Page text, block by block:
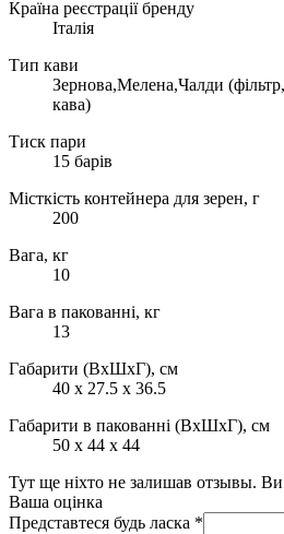
Країна реєстрації бренду
Італія
Тип кави
Зернова,Мелена,Чалди
кава)
Тиск пари
15 барів
Місткість контейнера для зерен, г
200
Вага, кг
10
Вага в пакованні, кг
13
Габарити (ВхШхГ), см
40 x 27.5 x 36.5
Габарити в пакованні (ВхШхГ), см
50 х 44 х 44
Тут ще ніхто не залишав отзывы.
Ваша оцінка
Представтеся будь ласка *